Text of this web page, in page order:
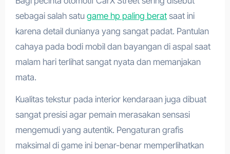
sebagai salah satu game hp paling beratsaat ini
karena detail dunianya yang sangat padat. Pantulan
cahaya pada bodi mobil dan bayangan di aspal saat
malam hari terlihat sangat nyata dan memanjakan
mata.
Kualitas tekstur pada interior kendaraan juga dibuat
sangat presisi agar pemain merasakan sensasi
mengemudi yang autentik. Pengaturan grafis
maksimal di game ini benar-benar memperlihatkan